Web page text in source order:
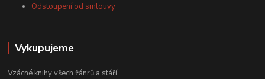
Odstoupení od smlouvy
Vykupujeme
Vzácné knihy všech žánrů a stáří.